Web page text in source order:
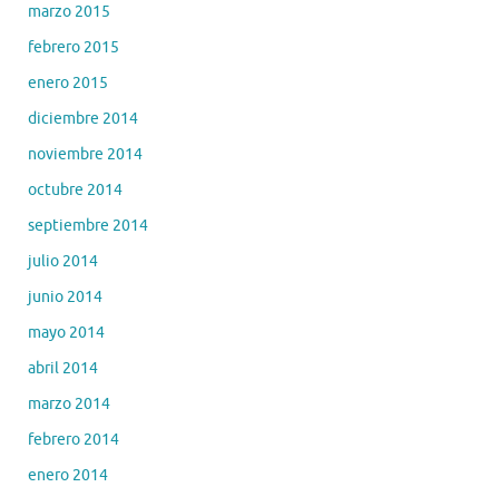
marzo 2015
febrero 2015
enero 2015
diciembre 2014
noviembre 2014
octubre 2014
septiembre 2014
julio 2014
junio 2014
mayo 2014
abril 2014
marzo 2014
febrero 2014
enero 2014